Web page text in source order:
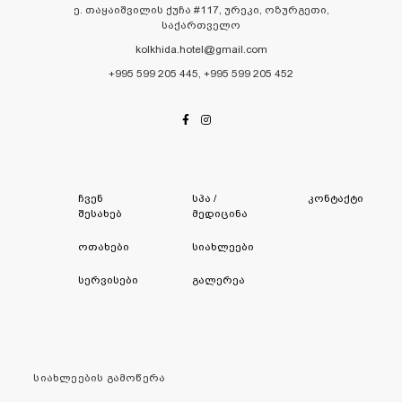
ე. თაყაიშვილის ქუჩა #117, ურეკი, ოზურგეთი,
საქართველო
kolkhida.hotel@gmail.com
+995 599 205 445, +995 599 205 452
ჩვენ
შესახებ
ოთახები
სერვისები
სპა /
მედიცინა
სიახლეები
გალერეა
კონტაქტი
სიახლეების გამოწერა